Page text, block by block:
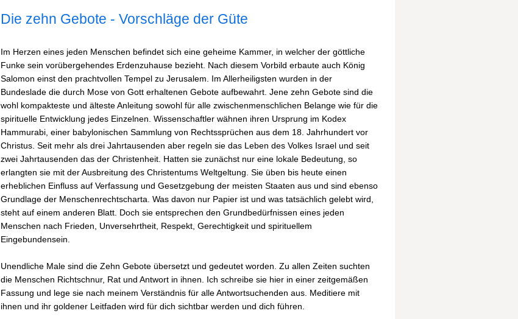
Die zehn Gebote - Vorschläge der Güte
Im Herzen eines jeden Menschen befindet sich eine geheime Kammer, in welcher der göttliche
Funke sein vorübergehendes Erdenzuhause bezieht. Nach diesem Vorbild erbaute auch König
Salomon einst den prachtvollen Tempel zu Jerusalem. Im Allerheiligsten wurden in der
Bundeslade die durch Mose von Gott erhaltenen Gebote aufbewahrt. Jene zehn Gebote sind die
wohl kompakteste und älteste Anleitung sowohl für alle zwischenmenschlichen Belange wie für die
spirituelle Entwicklung jedes Einzelnen. Wissenschaftler wähnen ihren Ursprung im Kodex
Hammurabi, einer babylonischen Sammlung von Rechtssprüchen aus dem 18. Jahrhundert vor
Christus. Seit mehr als drei Jahrtausenden aber regeln sie das Leben des Volkes Israel und seit
zwei Jahrtausenden das der Christenheit. Hatten sie zunächst nur eine lokale Bedeutung, so
erlangten sie mit der Ausbreitung des Christentums Weltgeltung. Sie üben bis heute einen
erheblichen Einfluss auf Verfassung und Gesetzgebung der meisten Staaten aus und sind ebenso
Grundlage der Menschenrechtscharta. Was davon nur Papier ist und was tatsächlich gelebt wird,
steht auf einem anderen Blatt. Doch sie entsprechen den Grundbedürfnissen eines jeden
Menschen nach Frieden, Unversehrtheit, Respekt, Gerechtigkeit und spirituellem
Eingebundensein.
Unendliche Male sind die Zehn Gebote übersetzt und gedeutet worden. Zu allen Zeiten suchten
die Menschen Richtschnur, Rat und Antwort in ihnen. Ich schreibe sie hier in einer zeitgemäßen
Fassung und lege sie nach meinem Verständnis für alle Antwortsuchenden aus. Meditiere mit
ihnen und ihr goldener Leitfaden wird für dich sichtbar werden und dich führen.